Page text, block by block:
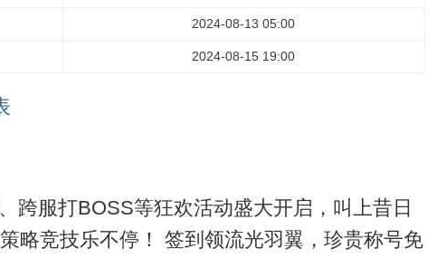
2024-08-13 05:00
2024-08-15 19:00
服打BOSS等狂欢活动盛大开启，叫上昔日
略竞技乐不停！ 签到领流光羽翼，珍贵称号免